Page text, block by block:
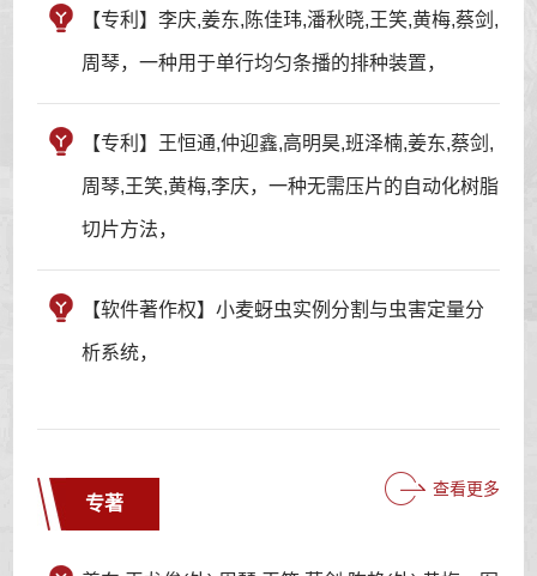
【专利】李庆,姜东,陈佳玮,潘秋晓,王笑,黄梅,蔡剑,
周琴，一种用于单行均匀条播的排种装置，
【专利】王恒通,仲迎鑫,高明昊,班泽楠,姜东,蔡剑,
周琴,王笑,黄梅,李庆，一种无需压片的自动化树脂
切片方法，
【软件著作权】小麦蚜虫实例分割与虫害定量分
析系统，
专著
查看更多